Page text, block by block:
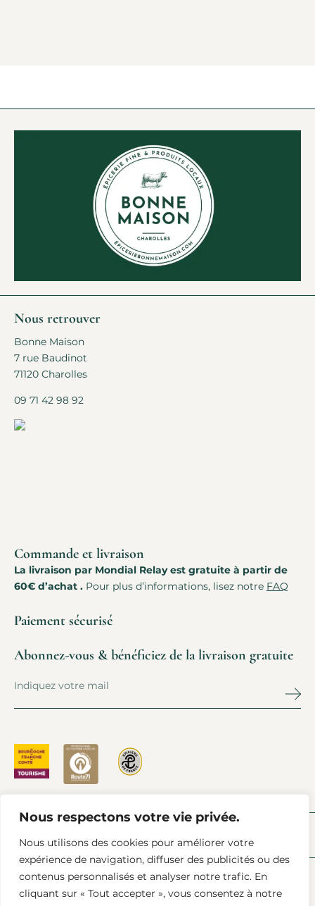
Nous respectons votre vie privée.
Nous utilisons des cookies pour améliorer votre
expérience de navigation, diffuser des publicités ou des
contenus personnalisés et analyser notre trafic. En
cliquant sur « Tout accepter », vous consentez à notre
Nous retrouver
Bonne Maison
7 rue Baudinot
71120 Charolles
09 71 42 98 92
Commande et livraison
La livraison par Mondial Relay est gratuite à partir de
60€ d’achat . Pour plus d’informations, lisez notre FAQ
Paiement sécurisé
Abonnez-vous & bénéficiez de la livraison gratuite